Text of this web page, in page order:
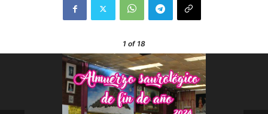
1 of 18